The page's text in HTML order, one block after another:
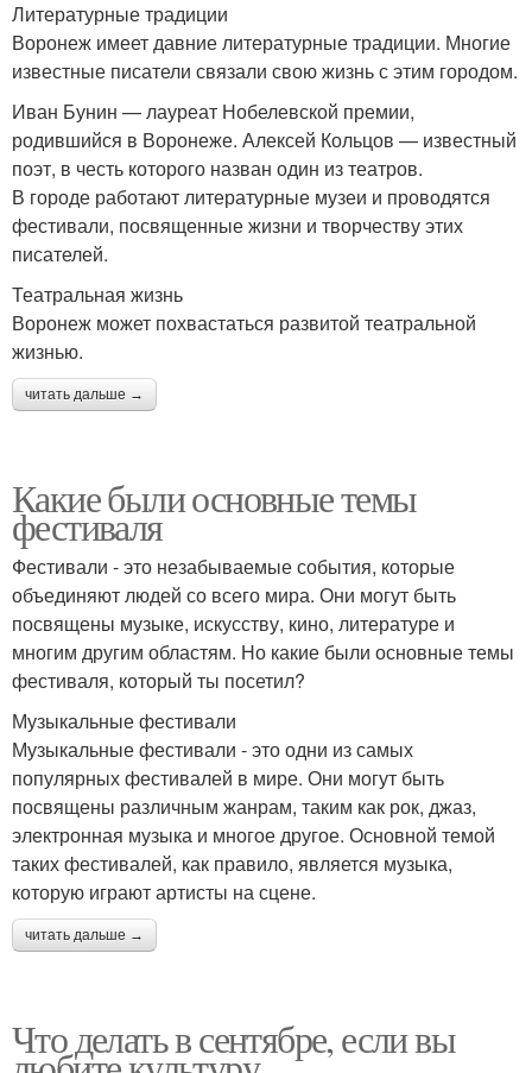
Литературные традиции
Воронеж имеет давние литературные традиции. Многие
известные писатели связали свою жизнь с этим городом.
Иван Бунин — лауреат Нобелевской премии,
родившийся в Воронеже. Алексей Кольцов — известный
поэт, в честь которого назван один из театров.
В городе работают литературные музеи и проводятся
фестивали, посвященные жизни и творчеству этих
писателей.
Театральная жизнь
Воронеж может похвастаться развитой театральной
жизнью.
читать дальше →
Какие были основные темы
фестиваля
Фестивали - это незабываемые события, которые
объединяют людей со всего мира. Они могут быть
посвящены музыке, искусству, кино, литературе и
многим другим областям. Но какие были основные темы
фестиваля, который ты посетил?
Музыкальные фестивали
Музыкальные фестивали - это одни из самых
популярных фестивалей в мире. Они могут быть
посвящены различным жанрам, таким как рок, джаз,
электронная музыка и многое другое. Основной темой
таких фестивалей, как правило, является музыка,
которую играют артисты на сцене.
читать дальше →
Что делать в сентябре, если вы